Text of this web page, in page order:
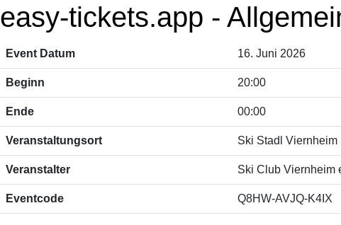
easy-tickets.app -
Event Datum 16. Juni 2026
Beginn 20:00
Ende 00:00
Veranstaltungsort Ski Stadl Viernheim
Veranstalter Ski Club Viernheim
Eventcode Q8HW-AVJQ-K4IX